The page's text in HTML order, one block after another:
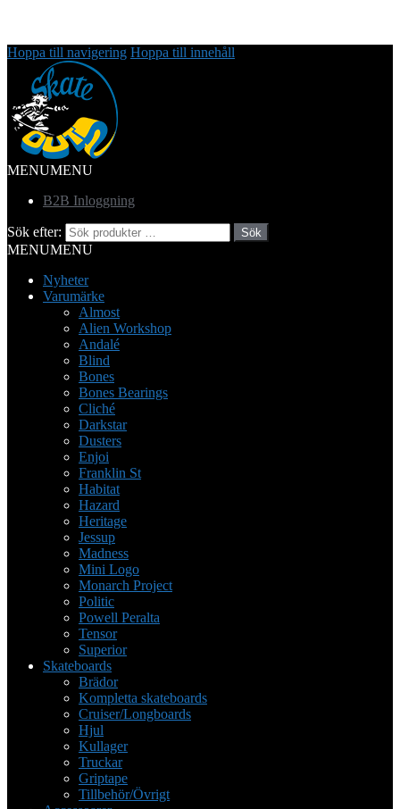
Hoppa till navigering Hoppa till innehåll
MENUMENU
B2B Inloggning
Sök efter: Sök
MENUMENU
Nyheter
Varumärke
Almost
Alien Workshop
Andalé
Blind
Bones
Bones Bearings
Cliché
Darkstar
Dusters
Enjoi
Franklin St
Habitat
Hazard
Heritage
Jessup
Madness
Mini Logo
Monarch Project
Politic
Powell Peralta
Tensor
Superior
Skateboards
Brädor
Kompletta skateboards
Cruiser/Longboards
Hjul
Kullager
Truckar
Griptape
Tillbehör/Övrigt